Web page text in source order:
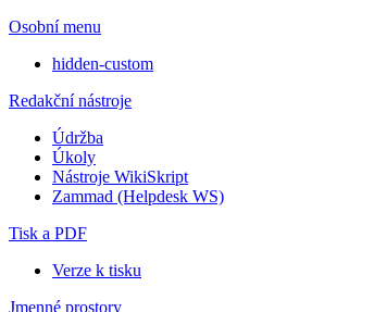
Osobní menu
hidden-custom
Redakční nástroje
Údržba
Úkoly
Nástroje WikiSkript
Zammad (Helpdesk WS)
Tisk a PDF
Verze k tisku
Jmenné prostory